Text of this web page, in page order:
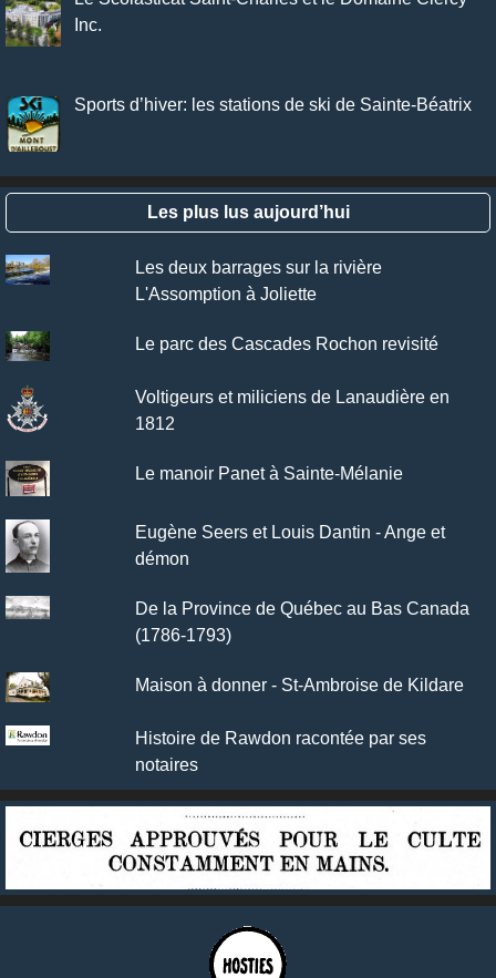
Inc.
Sports d’hiver: les stations de ski de Sainte-Béatrix
Les plus lus aujourd’hui
Les deux barrages sur la rivière
L'Assomption à Joliette
Le parc des Cascades Rochon revisité
Voltigeurs et miliciens de Lanaudière en
1812
Le manoir Panet à Sainte-Mélanie
Eugène Seers et Louis Dantin - Ange et
démon
De la Province de Québec au Bas Canada
(1786-1793)
Maison à donner - St-Ambroise de Kildare
Histoire de Rawdon racontée par ses
notaires